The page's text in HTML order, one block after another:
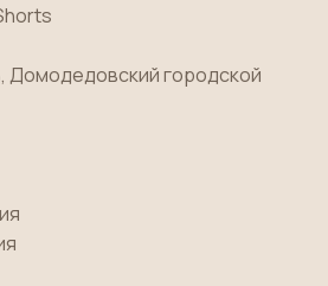
Домодедовский городской